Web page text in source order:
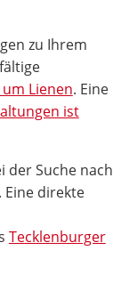
zu Ihrem
Lienen. Eine
ist
der Suche nach
direkte
Tecklenburger